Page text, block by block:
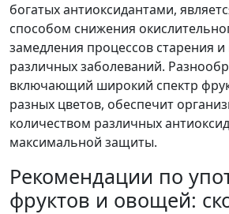
богатых антиоксидантами,
способом снижения
замедления процессов старения
различных заболеваний.
включающий широкий спектр
разных цветов, обеспечит
количеством различных
максимальной защиты.
Рекомендации по
фруктов и овощей: